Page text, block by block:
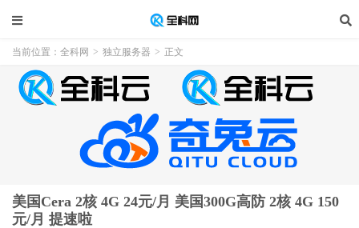
当前位置： 全科网 > 独立服务器 > 正文
美国Cera 2核 4G 24元/月 美国300G高防 2核 4G 150
元/月 提速啦